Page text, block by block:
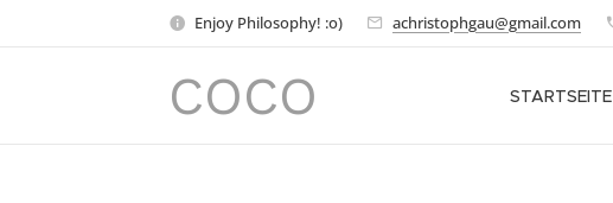
Enjoy Philosophy! :o) achristophgau@gmail.com
COCO STARTSEITE